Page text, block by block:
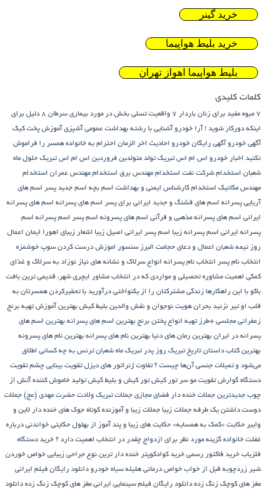
خرید گینر
خرید بلیط هواپیما
بلیط هواپیما اهواز تهران
کلمات کلیدی
7 میوه مفید برای زنان باردار 7 واقعیت تسلی بخش در مورد بیماری سرطان
8 دلیل برای
اینکه دورکار شوید ! آرا خودرو آشنایی با رشته بهداشت عمومی آشپزی آموزش پخت کیک
آگهی خودرو آگهی رایگان خودرو احادیث اخر الزمان احترام به خانواده همسر را فراموش
نکنید اخبار خودرو اس ام اس تبریک تولد متولدین فروردین اس ام اس تبریک حلول ماه
شعبان استخدام شرکت نفت استخدام مهندس برق استخدام مهندس عمران استخدام
مهندس مکانیک استخدام کارشناس ایمنی و بهداشت اسم بچه اسم جدید پسر اسم های
آریایی پسرانه اسم های قشنگ و جدید ایرانی برای پسر اسم های پسرانه اسم های پسرانه
ایرانی اسم های پسرانه مذهبی و قرآنی اسم های پسرونه اسم پسر اسم پسرانه اسم
پسرانه ایرانی اسم پسرانه زیبا اسم پسر ایرانی اصیل زیبا اشعار زیبای اهورا ایمان اعمال
روز نیمه شعبان اعمال و دعای حجامت البرز سنسور اموزش درست کردن سوپ خوشمزه
انتخاب نام پسر انتخاب نام پسرانه انواع سرلاک و نشانه های نیاز نوزاد به سرلاک و غذای
کمکی اهمیت مشاوره تحصیلی و مواردی که در انتخاب مشاور ایچری شهر، قدیمی ترین بافت
باکو با این راهکارها زندگی مشترکتان را از یکنواختی درآورید با تحقیرکردن همسرتان به
قلب او تیر نزنید بحران هویت نوجوان و نقش والدین بلیط کیش بهترین آموزش تهیه برنج
زعفرانی مجلسی +طرز تهیه انواع پختن برنج بهترین اسم های پسرانه بهترین اسم های
پسرانه در ایران بهترین رمان های دنیا بهترین نام های پسرانه بهترین نام های پسرونه
بهترین کتاب داستان تاریخ تبریک روز پدر تبریک ماه شعبان ترنس به چه کسانی اطلاق
می‌شود و تمیلات جنسی آن‌ها چیست ؟ تفاوت ژنراتور های دیزل تقویت بینایی چشم تقویت
دستگاه گوارش تقویت مو سر تور کیش تور کیش و بلیط کیش تولید خاموش کننده آتش از
چوب جدیدترین جملات خنده دار فضای مجازی جملات تبریک ولادت حضرت مهدی (عج) جملات
دوست داشتن یک طرفه جملات زیبا جملات زیبا و آموزنده کوتاه جوک های خنده دار لاین و
وایبر حکایت «کمک به همسایه» حکایت های زیبا و پند آموز از بهلول حکایتی خواندنی درباره
غفلت خانواده گزینه مورد نظر برای ازدواج چقدر در انتخاب اهمیت دارد ؟ خرید دستگاه
فلزیاب خرید فاکتور رسمی خرید کوادکوپتر خنده دار ترین نوع جراحی زیبایی خواص خوردن
شیر زردچوبه قبل از خواب خواص درمانی هلیله سیاه خودرو دانلود رایگان فیلم ایرانی
مغز های کوچک زنگ زده دانلود رایگان فیلم سینمایی ایرانی مغز های کوچک زنگ زده دانلود